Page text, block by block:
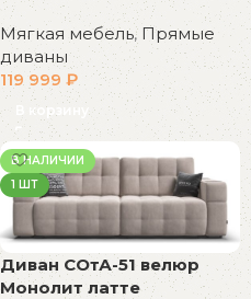
Мягкая мебель, Прямые
диваны
119 999 ₽
В корзину
В НАЛИЧИИ
1 ШТ
Диван СОтА-51 велюр
Монолит латте